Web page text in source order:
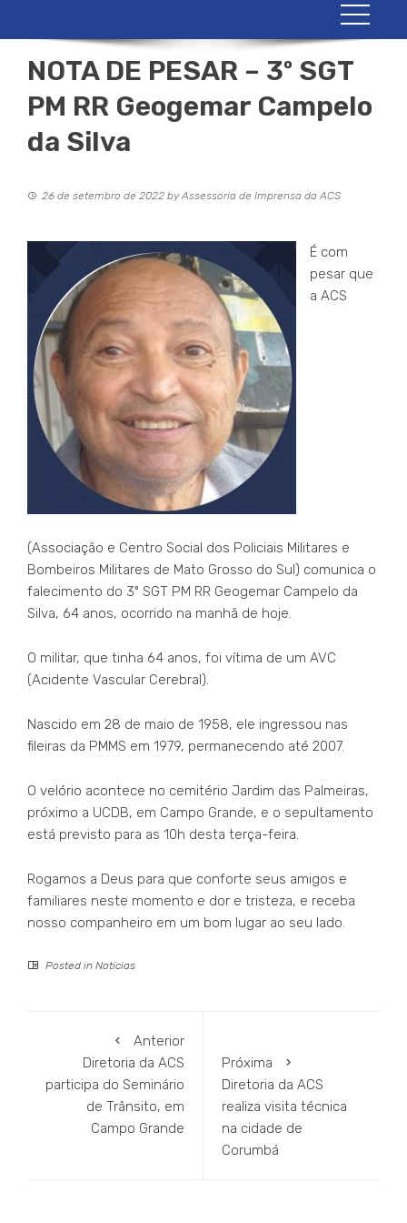
NOTA DE PESAR – 3º SGT
PM RR Geogemar Campelo
da Silva
26 de setembro de 2022 byAssessoria de Imprensa da ACS
É com
pesar que
a ACS
(Associação e Centro Social dos Policiais Militares e
Bombeiros Militares de Mato Grosso do Sul) comunica o
falecimento do 3º SGT PM RR Geogemar Campelo da
Silva, 64 anos, ocorrido na manhã de hoje.
O militar, que tinha 64 anos, foi vítima de um AVC
(Acidente Vascular Cerebral).
Nascido em 28 de maio de 1958, ele ingressou nas
fileiras da PMMS em 1979, permanecendo até 2007.
O velório acontece no cemitério Jardim das Palmeiras,
próximo a UCDB, em Campo Grande, e o sepultamento
está previsto para as 10h desta terça-feira.
Rogamos a Deus para que conforte seus amigos e
familiares neste momento e dor e tristeza, e receba
nosso companheiro em um bom lugar ao seu lado.
Posted in Notícias
Anterior
Diretoria da ACS
participa do Seminário
de Trânsito, em
Campo Grande
Próxima
Diretoria da ACS
realiza visita técnica
na cidade de
Corumbá